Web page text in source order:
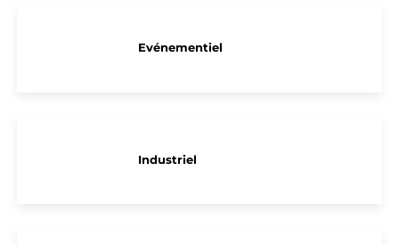
Evénementiel
Industriel